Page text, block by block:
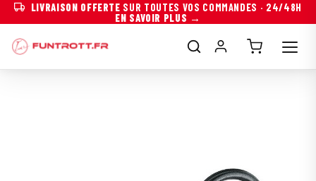
LIVRAISON OFFERTE SUR TOUTES VOS COMMANDES · 24/48H
EN SAVOIR PLUS →